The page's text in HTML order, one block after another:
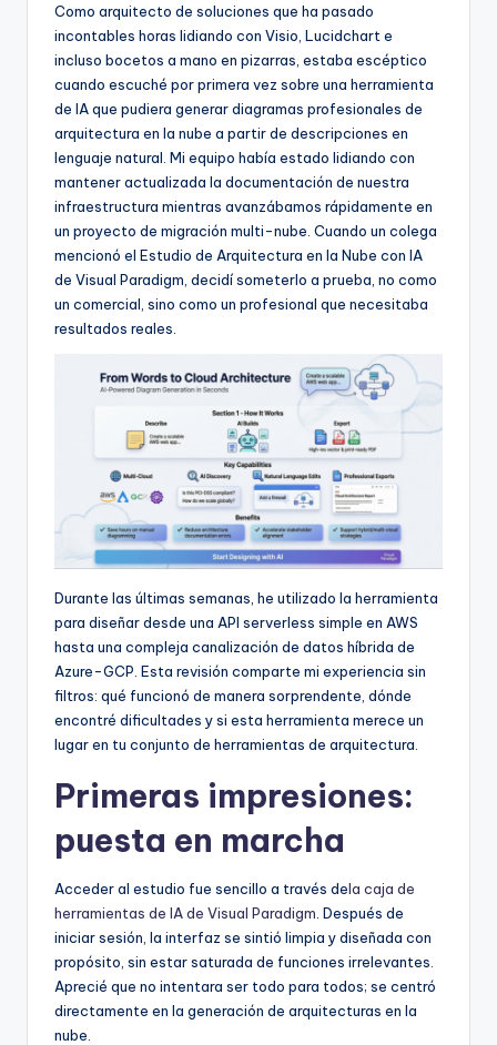
&
S
o
w
U
p
Como arquitecto de soluciones que ha pasado
incontables horas lidiando con Visio, Lucidchart e
incluso bocetos a mano en pizarras, estaba escéptico
cuando escuché por primera vez sobre una herramienta
de IA que pudiera generar diagramas profesionales de
arquitectura en la nube a partir de descripciones en
lenguaje natural. Mi equipo había estado lidiando con
mantener actualizada la documentación de nuestra
infraestructura mientras avanzábamos rápidamente en
un proyecto de migración multi-nube. Cuando un colega
mencionó el Estudio de Arquitectura en la Nube con IA
de Visual Paradigm, decidí someterlo a prueba, no como
un comercial, sino como un profesional que necesitaba
resultados reales.
Durante las últimas semanas, he utilizado la herramienta
para diseñar desde una API serverless simple en AWS
hasta una compleja canalización de datos híbrida de
Azure-GCP. Esta revisión comparte mi experiencia sin
filtros: qué funcionó de manera sorprendente, dónde
encontré dificultades y si esta herramienta merece un
lugar en tu conjunto de herramientas de arquitectura.
Primeras impresiones:
puesta en marcha
Acceder al estudio fue sencillo a través dela caja de
herramientas de IA de Visual Paradigm . Después de
iniciar sesión, la interfaz se sintió limpia y diseñada con
propósito, sin estar saturada de funciones irrelevantes.
Aprecié que no intentara ser todo para todos; se centró
directamente en la generación de arquitecturas en la
nube.